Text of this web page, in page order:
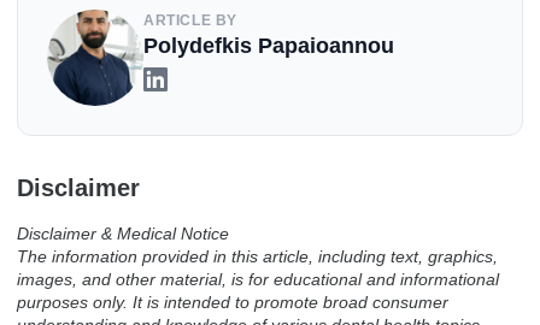
ARTICLE BY
Polydefkis Papaioannou
Disclaimer
Disclaimer & Medical Notice
The information provided in this article, including text, graphics,
images, and other material, is for educational and informational
purposes only. It is intended to promote broad consumer